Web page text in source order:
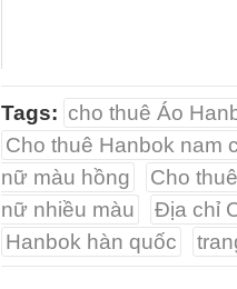
Tags: cho thuê Áo
Cho thuê Hanbok nam
nữ màu hồng
Cho
nữ nhiều màu
Địa chỉ
Hanbok hàn quốc